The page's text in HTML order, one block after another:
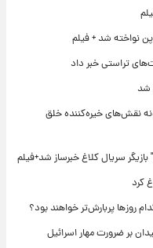
نواخته شد + فیلم
تراستی خبر داد
شد
نقش‌های خیره‌کننده خلق
سریال کلاغ خبرساز شد+فیلم
روزها پربارش‌تر خواهند بود؟
بر ضرورت مهار اسرائیل